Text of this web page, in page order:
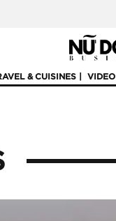
& CUISINES VIDEO